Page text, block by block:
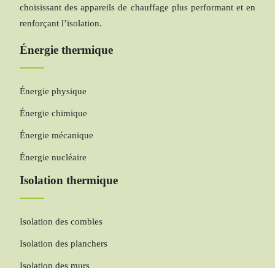
choisissant des appareils de chauffage plus performant et en
renforçant l’isolation.
Énergie thermique
Énergie physique
Énergie chimique
Énergie mécanique
Énergie nucléaire
Isolation thermique
Isolation des combles
Isolation des planchers
Isolation des murs